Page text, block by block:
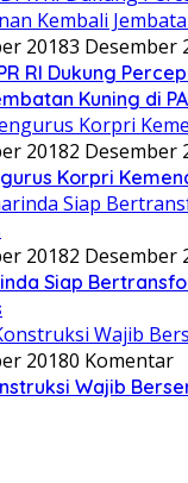
20183 Desember
RI Dukung
Kuning di
20182 Desember
Korpri
20182 Desember
Siap
20180 Komentar
Wajib